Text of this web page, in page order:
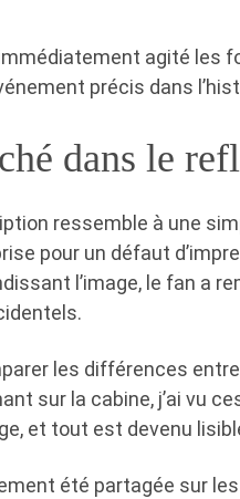
agité les
précis dans
dans le
ressemble à une
pour un défaut
l’image, le fan a
les différences
sur la cabine, j’ai vu
et tout est devenu
été partagée sur